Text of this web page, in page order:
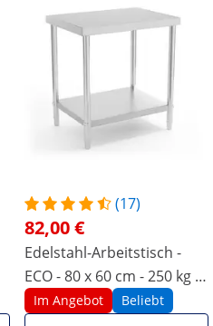
(17)
82,00 €
Edelstahl-Arbeitstisch -
ECO - 80 x 60 cm - 250 kg -
Royal Catering
Im Angebot Beliebt